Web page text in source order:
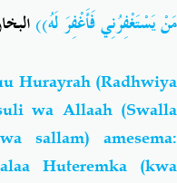
مَنْ يَسْتَغْفِرُنِي فَأَغْفِرَ لَهُ))
Hurayrah (Radhwiya
wa Allaah (Swalla
sallam) amesema:
Huteremka (kwa